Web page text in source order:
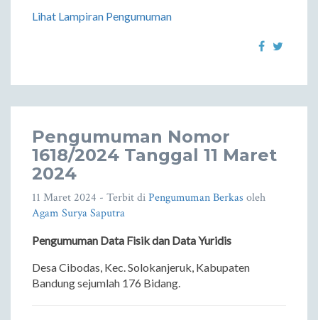
Lihat Lampiran Pengumuman
Pengumuman Nomor
1618/2024 Tanggal 11 Maret
2024
11 Maret 2024 - Terbit diPengumuman Berkas oleh
Agam Surya Saputra
Pengumuman Data Fisik dan Data Yuridis
Desa Cibodas, Kec. Solokanjeruk, Kabupaten
Bandung sejumlah 176 Bidang.